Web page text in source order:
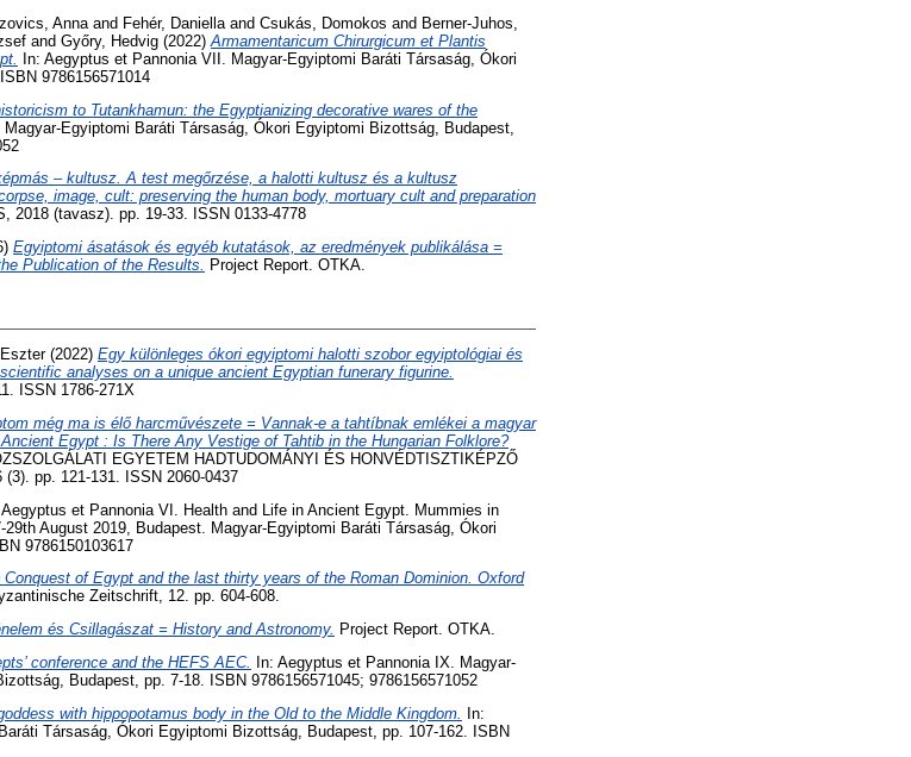
Anna and Fehér, Daniella and Csukás, Domokos and Berner-Juhos,
and Győry, Hedvig (2022) Armamentaricum Chirurgicum et Plantis
In: Aegyptus et Pannonia VII. Magyar-Egyiptomi Baráti Társaság, Ókori
9786156571014
to Tutankhamun: the Egyptianizing decorative wares of the
Egyiptomi Baráti Társaság, Ókori Egyiptomi Bizottság, Budapest,
– kultusz. A test megőrzése, a halotti kultusz és a kultusz
image, cult: preserving the human body, mortuary cult and preparation
2018 (tavasz). pp. 19-33. ISSN 0133-4778
Egyiptomi ásatások és egyéb kutatások, az eredmények publikálása =
Publication of the Results. Project Report. OTKA.
(2022) Egy különleges ókori egyiptomi halotti szobor egyiptológiai és
analyses on a unique ancient Egyptian funerary figurine.
ISSN 1786-271X
még ma is élő harcművészete = Vannak-e a tahtíbnak emlékei a magyar
Egypt : Is There Any Vestige of Tahtib in the Hungarian Folklore?
EGYETEM HADTUDOMÁNYI ÉS HONVÉDTISZTIKÉPZŐ
pp. 121-131. ISSN 2060-0437
et Pannonia VI. Health and Life in Ancient Egypt. Mummies in
August 2019, Budapest. Magyar-Egyiptomi Baráti Társaság, Ókori
9786150103617
of Egypt and the last thirty years of the Roman Dominion. Oxford
Zeitschrift, 12. pp. 604-608.
és Csillagászat = History and Astronomy. Project Report. OTKA.
conference and the HEFS AEC.
In: Aegyptus et Pannonia IX. Magyar-
Budapest, pp. 7-18. ISBN 9786156571045; 9786156571052
with hippopotamus body in the Old to the Middle Kingdom. In:
Társaság, Ókori Egyiptomi Bizottság, Budapest, pp. 107-162. ISBN